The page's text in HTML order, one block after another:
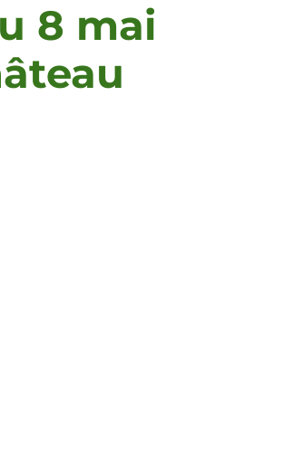
8 mai